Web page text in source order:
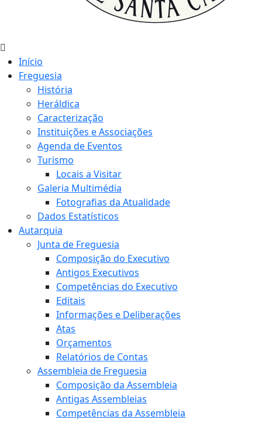
Início
Freguesia
História
Heráldica
Caracterização
Instituições e Associações
Agenda de Eventos
Turismo
Locais a Visitar
Galeria Multimédia
Fotografias da Atualidade
Dados Estatísticos
Autarquia
Junta de Freguesia
Composição do Executivo
Antigos Executivos
Competências do Executivo
Editais
Informações e Deliberações
Atas
Orçamentos
Relatórios de Contas
Assembleia de Freguesia
Composição da Assembleia
Antigas Assembleias
Competências da Assembleia